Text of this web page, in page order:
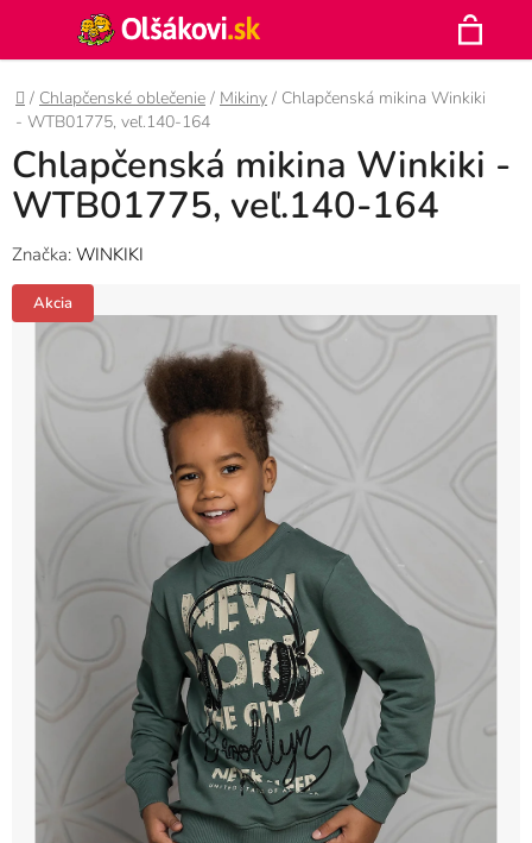
obsah
Hľadať
Domov
/ Chlapčenské oblečenie / Mikiny / Chlapčenská mikina Winkiki
- WTB01775, veľ.140-164
Chlapčenská mikina Winkiki -
WTB01775, veľ.140-164
Značka: WINKIKI
Akcia